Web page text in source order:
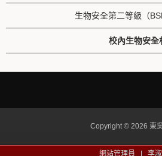
生物安全第二等級（
校內生物安全
Copyright © 2026 東
網站管理員 | 李